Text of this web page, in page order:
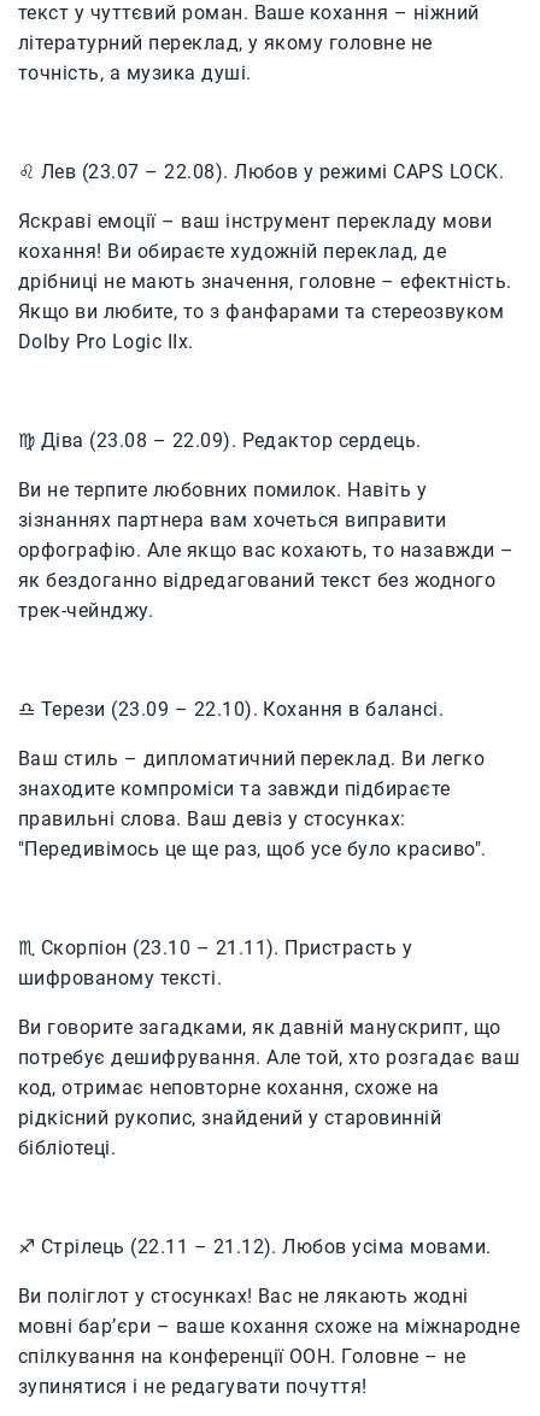
текст у чуттєвий роман. Ваше кохання – ніжний
літературний переклад, у якому головне не
точність, а музика душі.
♌️ Лев (23.07 – 22.08). Любов у режимі CAPS LOCK.
Яскраві емоції – ваш інструмент перекладу мови
кохання! Ви обираєте художній переклад, де
дрібниці не мають значення, головне – ефектність.
Якщо ви любите, то з фанфарами та стереозвуком
Dolby Pro Logic IIx.
♍️ Діва (23.08 – 22.09). Редактор сердець.
Ви не терпите любовних помилок. Навіть у
зізнаннях партнера вам хочеться виправити
орфографію. Але якщо вас кохають, то назавжди –
як бездоганно відредагований текст без жодного
трек-чейнджу.
♎️ Терези (23.09 – 22.10). Кохання в балансі.
Ваш стиль – дипломатичний переклад. Ви легко
знаходите компроміси та завжди підбираєте
правильні слова. Ваш девіз у стосунках:
"Передивімось це ще раз, щоб усе було красиво".
♏️ Скорпіон (23.10 – 21.11). Пристрасть у
шифрованому тексті.
Ви говорите загадками, як давній манускрипт, що
потребує дешифрування. Але той, хто розгадає ваш
код, отримає неповторне кохання, схоже на
рідкісний рукопис, знайдений у старовинній
бібліотеці.
♐️ Стрілець (22.11 – 21.12). Любов усіма мовами.
Ви поліглот у стосунках! Вас не лякають жодні
мовні бар’єри – ваше кохання схоже на міжнародне
спілкування на конференції ООН. Головне – не
зупинятися і не редагувати почуття!